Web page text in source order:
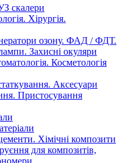
cкалери
Хірургія.
озону. ФАД / ФДТ.
Захисні окуляри
Косметологія
Аксесуари
Пристосування
Хімічні композити
для композитів,